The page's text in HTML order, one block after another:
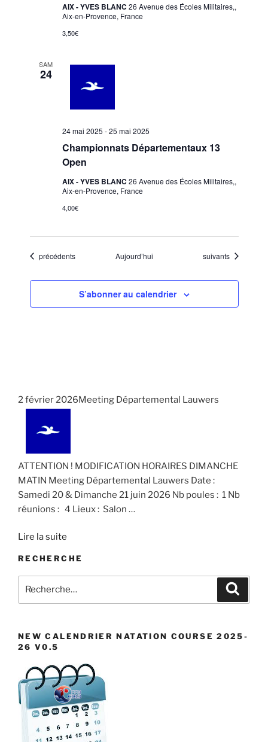
AIX - YVES BLANC 26 Avenue des Écoles Militaires,,
Aix-en-Provence, France
3,50€
SAM
24
Championnats Départementaux 13
Open
24 mai 2025 -25 mai 2025
AIX - YVES BLANC 26 Avenue des Écoles Militaires,,
Aix-en-Provence, France
4,00€
Évènements
précédents Aujourd’hui Évènements
suivants
S’abonner au calendrier
2 février 2026Meeting Départemental Lauwers
ATTENTION ! MODIFICATION HORAIRES DIMANCHE
MATIN Meeting Départemental Lauwers Date :
Samedi 20 & Dimanche 21 juin 2026 Nb poules : 1 Nb
réunions : 4 Lieux : Salon …
Lire la suite
RECHERCHE
pour
NEW CALENDRIER NATATION COURSE 2025-
26 V0.5